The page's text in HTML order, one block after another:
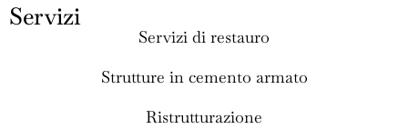
Servizi
Servizi di restauro
Strutture in cemento armato
Ristrutturazione